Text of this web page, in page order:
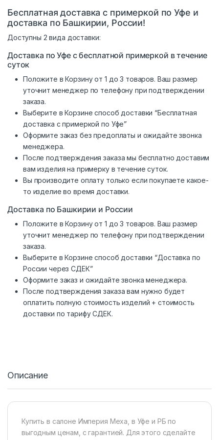
Бесплатная доставка с примеркой по Уфе и
доставка по Башкирии, России!
Доступны 2 вида доставки:
Доставка по Уфе с бесплатной примеркой в течение
суток
Положите в Корзину от 1 до 3 товаров. Ваш размер
уточнит менеджер по телефону при подтверждении
заказа.
Выберите в Корзине способ доставки “Бесплатная
доставка с примеркой по Уфе”
Оформите заказ без предоплаты и ожидайте звонка
менеджера.
После подтверждения заказа мы бесплатно доставим
вам изделия на примерку в течение суток.
Вы производите оплату только если покупаете какое-
то изделие во время доставки.
Доставка по Башкирии и России
Положите в Корзину от 1 до 3 товаров. Ваш размер
уточнит менеджер по телефону при подтверждении
заказа.
Выберите в Корзине способ доставки “Доставка по
России через СДЕК”
Оформите заказ и ожидайте звонка менеджера.
После подтверждения заказа вам нужно будет
оплатить полную стоимость изделий + стоимость
доставки по тарифу СДЕК.
Описание
Купить в салоне Империя Меха, в Уфе и РБ по
выгодным ценам, с гарантией. Для этого сделайте